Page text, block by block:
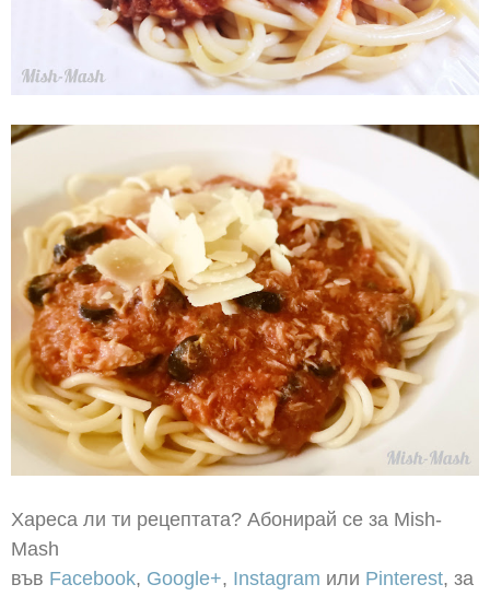
Хареса ли ти рецептата? Абонирай се за Mish-
Mash
във Facebook, Google+, Instagram или Pinterest, за